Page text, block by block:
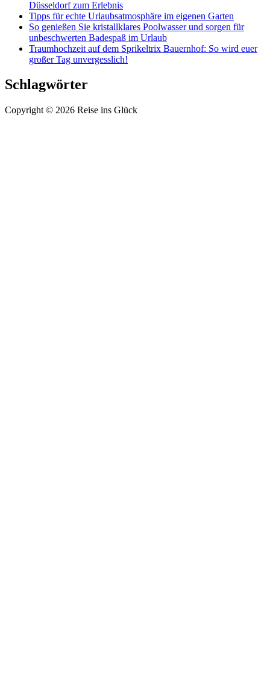
Düsseldorf zum Erlebnis
Tipps für echte Urlaubsatmosphäre im eigenen Garten
So genießen Sie kristallklares Poolwasser und sorgen für
unbeschwerten Badespaß im Urlaub
Traumhochzeit auf dem Sprikeltrix Bauernhof: So wird euer
großer Tag unvergesslich!
Schlagwörter
Copyright © 2026 Reise ins Glück